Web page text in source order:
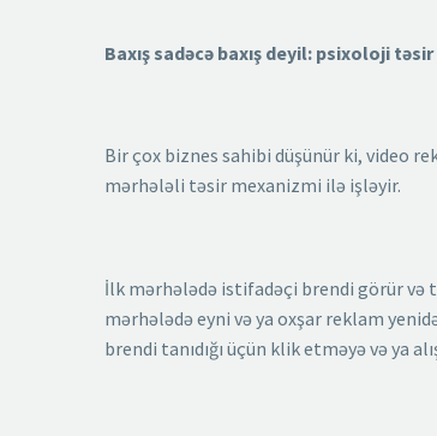
Baxış sadəcə baxış deyil: psixoloji
Bir çox biznes sahibi düşünür ki, video
mərhələli təsir mexanizmi ilə işləyir.
İlk mərhələdə istifadəçi brendi görür və
mərhələdə eyni və ya oxşar reklam
brendi tanıdığı üçün klik etməyə və ya